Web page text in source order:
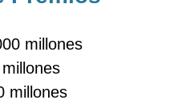
millones
millones